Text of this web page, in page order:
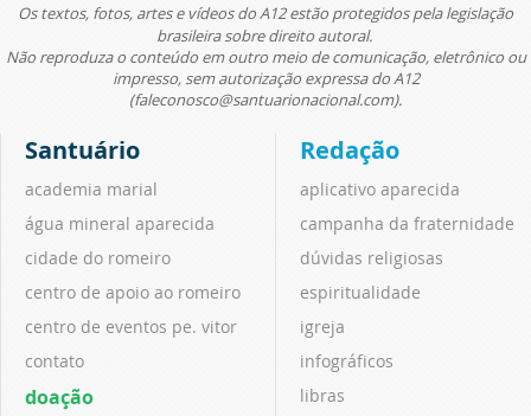
Os textos, fotos, artes e vídeos do A12 estão protegidos pela legislação
brasileira sobre direito autoral.
Não reproduza o conteúdo em outro meio de comunicação, eletrônico ou
impresso, sem autorização expressa do A12
(faleconosco@santuarionacional.com).
Santuário
academia marial
água mineral aparecida
cidade do romeiro
centro de apoio ao romeiro
centro de eventos pe. vitor
contato
doação
Redação
aplicativo aparecida
campanha da fraternidade
dúvidas religiosas
espiritualidade
igreja
infográficos
libras